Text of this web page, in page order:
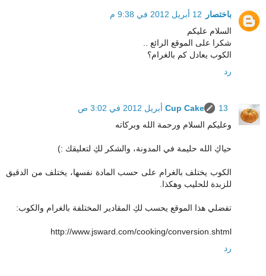
باختصار
12 أبريل 2012 في 9:38 م
السلام عليكم
شكرا على الموقع الرائع ..
الكوب يعادل كم بالغرام؟
رد
Cup Cake
13 أبريل 2012 في 3:02 ص
وعليكم السلام ورحمة الله وبركاته
حياكِ الله حليمة في المدونة، والشكر لكِ لتعليقك :)
الكوب يختلف بالغرام على حسب المادة نفسها، يختلف من الدقيق
للزبدة للحليب وهكذا.
تفضلي هذا الموقع يحسب لكِ المقادير المختلفة بالغرام والكوب:
http://www.jsward.com/cooking/conversion.shtml
رد